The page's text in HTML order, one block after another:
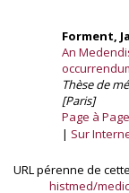
Forment,
An
Thèse de
[Paris]
Page à Page
Sur
URL pérenne de
histmed/